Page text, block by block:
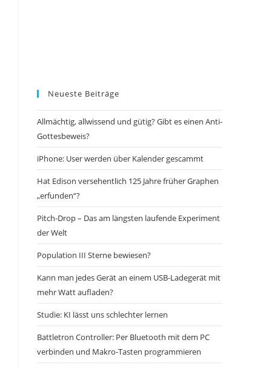
Neueste Beiträge
Allmächtig, allwissend und gütig? Gibt es einen Anti-
Gottesbeweis?
iPhone: User werden über Kalender gescammt
Hat Edison versehentlich 125 Jahre früher Graphen
„erfunden“?
Pitch-Drop – Das am längsten laufende Experiment
der Welt
Population III Sterne bewiesen?
Kann man jedes Gerät an einem USB-Ladegerät mit
mehr Watt aufladen?
Studie: KI lässt uns schlechter lernen
Battletron Controller: Per Bluetooth mit dem PC
verbinden und Makro-Tasten programmieren